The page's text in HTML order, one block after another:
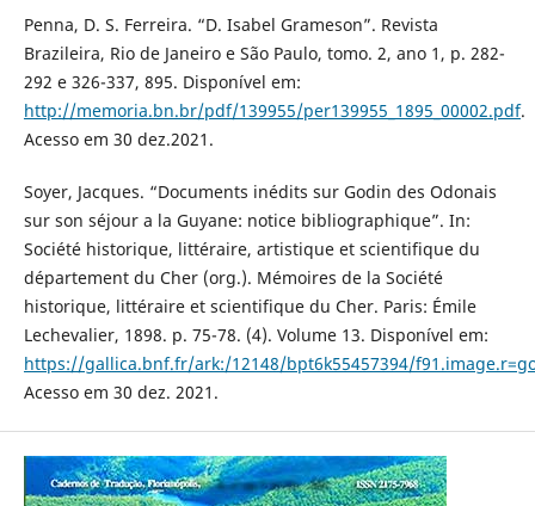
Penna, D. S. Ferreira. “D. Isabel Grameson”. Revista
Brazileira, Rio de Janeiro e São Paulo, tomo. 2, ano 1, p. 282-
292 e 326-337, 895. Disponível em:
http://memoria.bn.br/pdf/139955/per139955_1895_00002.pdf.
Acesso em 30 dez.2021.
Soyer, Jacques. “Documents inédits sur Godin des Odonais
sur son séjour a la Guyane: notice bibliographique”. In:
Société historique, littéraire, artistique et scientifique du
département du Cher (org.). Mémoires de la Société
historique, littéraire et scientifique du Cher. Paris: Émile
Lechevalier, 1898. p. 75-78. (4). Volume 13. Disponível em:
https://gallica.bnf.fr/ark:/12148/bpt6k55457394/
Acesso em 30 dez. 2021.